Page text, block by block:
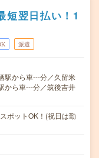
短翌日払い！1
派遣
駅から車---分／久留米
から車---分／筑後吉井
ポットOK！(祝日は勤